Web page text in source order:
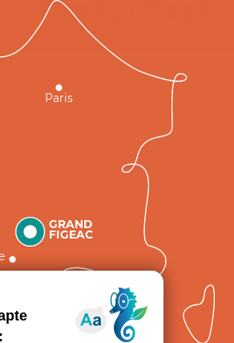
GRAND
FIGEAC
Paris